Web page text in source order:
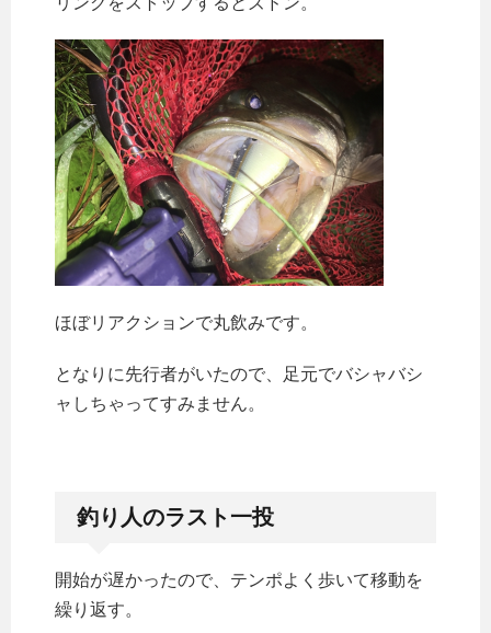
ほぼリアクションで丸飲みです。
となりに先行者がいたので、足元でバシャバシ
ャしちゃってすみません。
釣り人のラスト一投
開始が遅かったので、テンポよく歩いて移動を
繰り返す。